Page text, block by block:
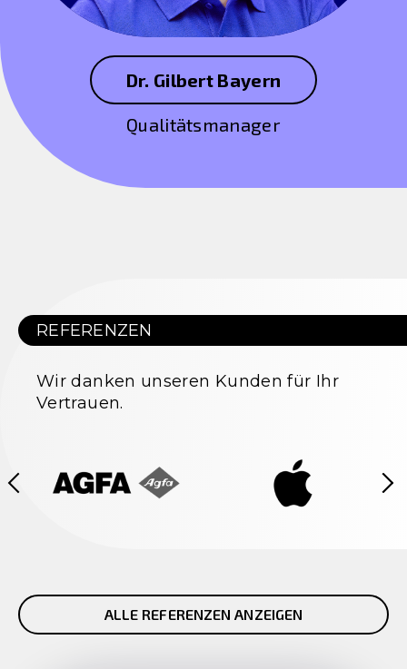
Dr. Gilbert Bayern
Qualitätsmanager
REFERENZEN
Wir danken unseren Kunden für Ihr
Vertrauen.
ALLE REFERENZEN ANZEIGEN